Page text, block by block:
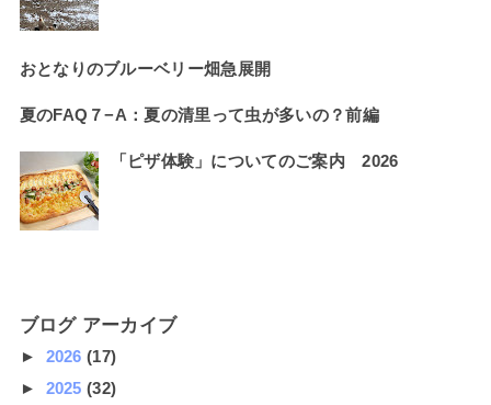
おとなりのブルーベリー畑急展開
夏のFAQ７−A：夏の清里って虫が多いの？前編
「ピザ体験」についてのご案内 2026
ブログ アーカイブ
► 2026(17)
► 2025(32)